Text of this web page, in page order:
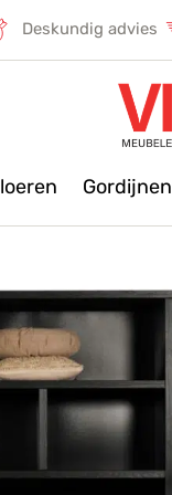
Deskundig advies
Gordijnen